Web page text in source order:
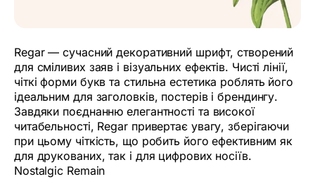
Regar — сучасний декоративний шрифт, створений
для сміливих заяв і візуальних ефектів. Чисті лінії,
чіткі форми букв та стильна естетика роблять його
ідеальним для заголовків, постерів і брендингу.
Завдяки поєднанню елегантності та високої
читабельності, Regar привертає увагу, зберігаючи
при цьому чіткість, що робить його ефективним як
для друкованих, так і для цифрових носіїв.
Nostalgic Remain